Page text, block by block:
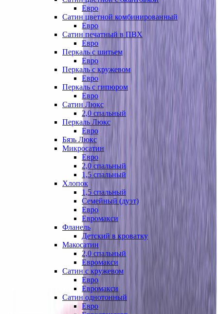
Евро
Сатин цветной комбинированный
Евро
Сатин печатный в ПВХ
Евро
Перкаль с шитьем
Евро
Перкаль с кружевом
Евро
Перкаль с гипюром
Евро
Сатин Люкс
2,0 спальный
Перкаль Люкс
Евро
Бязь Люкс
Микросатин
Евро
2,0 спальный
1,5 спальный
Хлопок
1,5 спальный
Семейный (дуэт)
Евро
Евромакси
Фланель
Детский в кроватку
Макосатин
2,0 спальный
Евромакси
Сатин с кружевом
Евро
Евромакси
Сатин однотонный
Евро